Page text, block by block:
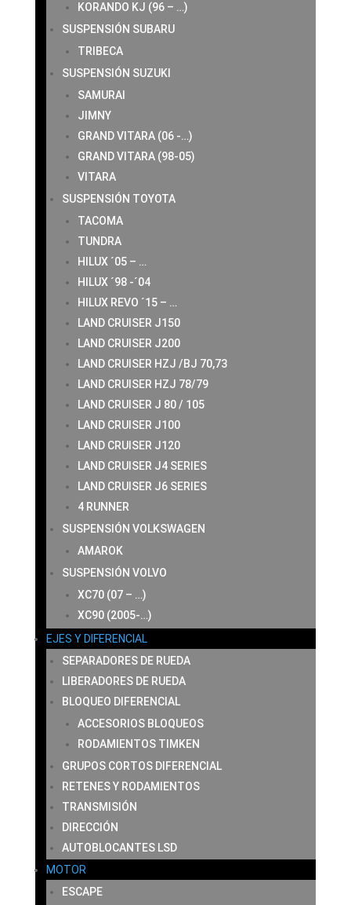
KORANDO KJ (96 – …)
SUSPENSIÓN SUBARU
TRIBECA
SUSPENSIÓN SUZUKI
SAMURAI
JIMNY
GRAND VITARA (06 -…)
GRAND VITARA (98-05)
VITARA
SUSPENSIÓN TOYOTA
TACOMA
TUNDRA
HILUX ´05 – …
HILUX ´98 -´04
HILUX REVO ´15 – …
LAND CRUISER J150
LAND CRUISER J200
LAND CRUISER HZJ /BJ 70,73
LAND CRUISER HZJ 78/79
LAND CRUISER J 80 / 105
LAND CRUISER J100
LAND CRUISER J120
LAND CRUISER J4 SERIES
LAND CRUISER J6 SERIES
4 RUNNER
SUSPENSIÓN VOLKSWAGEN
AMAROK
SUSPENSIÓN VOLVO
XC70 (07 – …)
XC90 (2005-…)
EJES Y DIFERENCIAL
SEPARADORES DE RUEDA
LIBERADORES DE RUEDA
BLOQUEO DIFERENCIAL
ACCESORIOS BLOQUEOS
RODAMIENTOS TIMKEN
GRUPOS CORTOS DIFERENCIAL
RETENES Y RODAMIENTOS
TRANSMISIÓN
DIRECCIÓN
AUTOBLOCANTES LSD
MOTOR
ESCAPE